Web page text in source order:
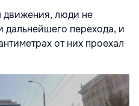
движения, люди не
дальнейшего перехода, и
от них проехал